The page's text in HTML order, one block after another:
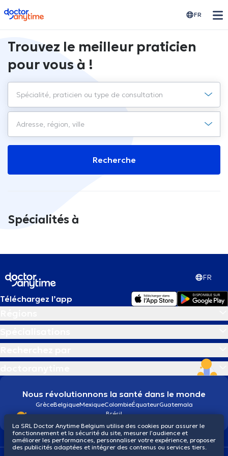
doctoranytime FR
Trouvez le meilleur praticien
pour vous à !
Recherche
Spécialités à
FR
Téléchargez l’app
Nous révolutionnons la santé dans le monde
GrèceBelgiqueMexiqueColombieÉquateurGuatemala
Brésil
La SRL Doctor Anytime Belgium utilise des cookies pour assurer le
fonctionnement et la sécurité du site, mesurer l’audience et
améliorer les performances, personnaliser votre expérience, proposer
des publicités adaptées et intégrer des contenus ou services tiers.